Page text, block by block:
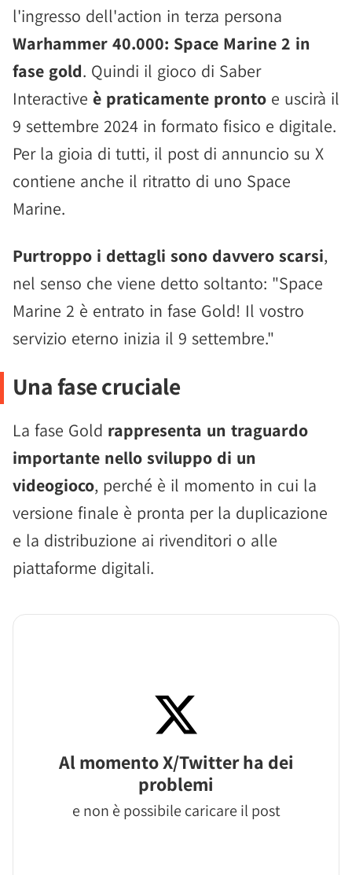
l'ingresso dell'action in terza persona
Warhammer 40.000: Space Marine 2 in
fase gold. Quindi il gioco di Saber
Interactive è praticamente pronto e uscirà il
9 settembre 2024 in formato fisico e digitale.
Per la gioia di tutti, il post di annuncio su X
contiene anche il ritratto di uno Space
Marine.
Purtroppo i dettagli sono davvero scarsi,
nel senso che viene detto soltanto: "Space
Marine 2 è entrato in fase Gold! Il vostro
servizio eterno inizia il 9 settembre."
Una fase cruciale
La fase Gold rappresenta un traguardo
importante nello sviluppo di un
videogioco, perché è il momento in cui la
versione finale è pronta per la duplicazione
e la distribuzione ai rivenditori o alle
piattaforme digitali.
Al momento X/Twitter ha dei
problemi
e non è possibile caricare il post